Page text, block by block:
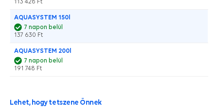
AQUASYSTEM 150l
7 napon belül
137 630 Ft
AQUASYSTEM 200l
7 napon belül
191 748 Ft
Lehet, hogy tetszene Önnek